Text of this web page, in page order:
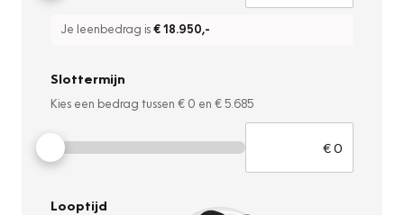
Je leenbedrag is€ 18.950,-
Slottermijn
Kies een bedrag tussen € 0 en € 5.685
Looptijd